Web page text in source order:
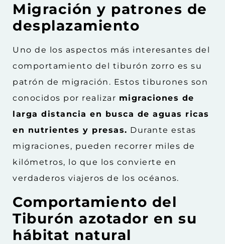
Migración y patrones de
desplazamiento
Uno de los aspectos más interesantes del
comportamiento del tiburón zorro es su
patrón de migración. Estos tiburones son
conocidos por realizar migraciones de
larga distancia en busca de aguas ricas
en nutrientes y presas. Durante estas
migraciones, pueden recorrer miles de
kilómetros, lo que los convierte en
verdaderos viajeros de los océanos.
Comportamiento del
Tiburón azotador en su
hábitat natural